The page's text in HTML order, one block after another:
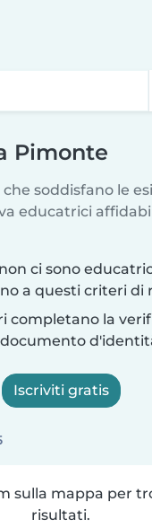
Pimonte
soddisfano le
educatrici
ci sono
a questi criteri di
completano la
Iscriviti gratis
sulla mappa per
risultati.